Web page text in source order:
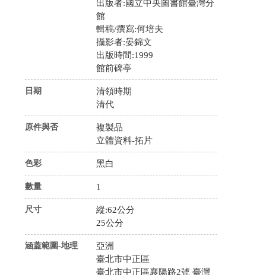
出版者:國立中央圖書館臺灣分
館
輯稿/撰寫:何培夫
攝影者:晏錦文
出版時間:1999
館前碑亭
日期
清領時期
清代
原件與否
複製品
立體資料-拓片
色彩 黑白
數量 1
尺寸
縱:62公分
25公分
涵蓋範圍-地理
亞洲
臺北市中正區
臺北市中正區襄陽路2號 臺灣